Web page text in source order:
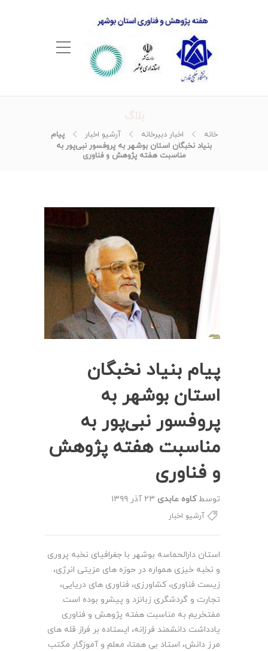
خانه اخبار دبیرخانه آرشیو اخبار
پیام
بنیاد نخبگان استان بوشهر به پروفسور نبی‌پور به
مناسبت هفته پژوهش و فناوری
پیام بنیاد نخبگان
استان بوشهر به
پروفسور نبی‌پور به
مناسبت هفته پژوهش
و فناوری
توسطکاوه عابدی ۲۳ آذر ۱۳۹۹
آرشیو اخبار
استان دارالحماسه بوشهر با جغرافیای نخبه ­پروری
و نخبه ­خیزی همواره در حوزه­ های مزیتی انرژی،
زیست ­فناوری، کشاورزی، فناوری ­های دریایی،
تجارت و گردشگری زبان­زد و پیشرو بوده است.
مفتخریم به مناسبت هفته پژوهش و فناوری
یادداشت دانشمند فرزانه، ایستاده بر فراز قله­ های
مرز دانش، استاد بی­ همتا، معلم و آموزگار مکتب